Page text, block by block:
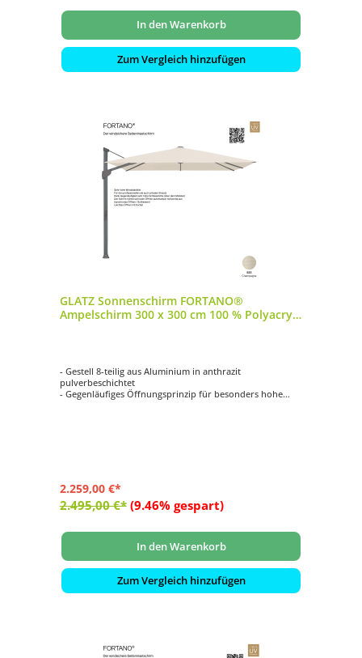
In den Warenkorb
Zum Vergleich hinzufügen
GLATZ Sonnenschirm FORTANO®
Ampelschirm 300 x 300 cm 100 % Polyacryl
- Gestell 8-teilig aus Aluminium in anthrazit
pulverbeschichtet
- Gegenläufiges Öffnungsprinzip für besonders hohe
2.259,00 €*
2.495,00 €* (9.46% gespart)
In den Warenkorb
Zum Vergleich hinzufügen